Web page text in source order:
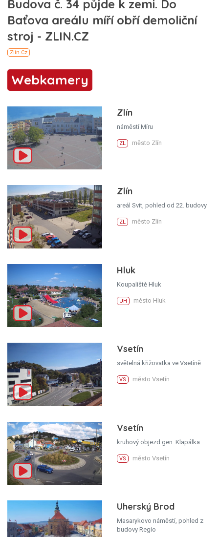
Webkamery
Zlín
náměstí Míru
ZL město Zlín
Zlín
areál Svit, pohled od 22. budovy
ZL město Zlín
Hluk
Koupaliště Hluk
UH město Hluk
Vsetín
světelná křižovatka ve Vsetíně
VS město Vsetín
Vsetín
kruhový objezd gen. Klapálka
VS město Vsetín
Uherský Brod
Masarykovo náměstí, pohled z
budovy Regio